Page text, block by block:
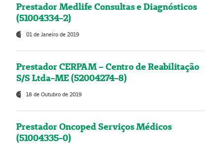
Prestador Medlife Consultas e Diagnósticos
(51004334-2)
01 de Janeiro de 2019
Prestador CERPAM – Centro de Reabilitação
S/S Ltda-ME (52004274-8)
18 de Outubro de 2019
Prestador Oncoped Serviços Médicos
(51004335-0)